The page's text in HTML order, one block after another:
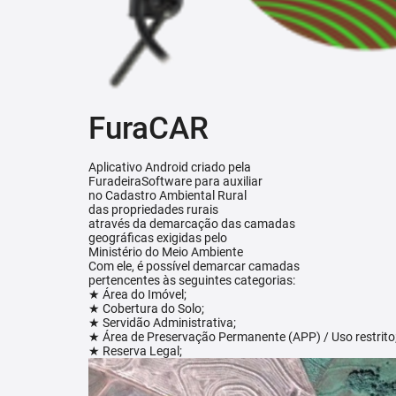
FuraCAR
Aplicativo Android criado pela
FuradeiraSoftware para auxiliar
no Cadastro Ambiental Rural
das propriedades rurais
através da demarcação das camadas
geográficas exigidas pelo
Ministério do Meio Ambiente
Com ele, é possível demarcar camadas
pertencentes às seguintes categorias:
★ Área do Imóvel;
★ Cobertura do Solo;
★ Servidão Administrativa;
★ Área de Preservação Permanente (APP) / Uso
★ Reserva Legal;